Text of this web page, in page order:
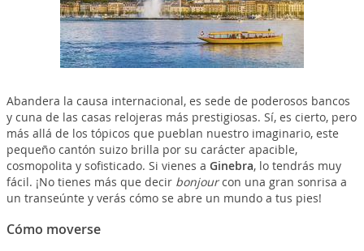
Abandera la causa internacional, es sede de poderosos bancos
y cuna de las casas relojeras más prestigiosas. Sí, es cierto, pero
más allá de los tópicos que pueblan nuestro imaginario, este
pequeño cantón suizo brilla por su carácter apacible,
cosmopolita y sofisticado. Si vienes a Ginebra, lo tendrás muy
fácil. ¡No tienes más que decir bonjourcon una gran sonrisa a
un transeúnte y verás cómo se abre un mundo a tus pies!
Cómo moverse